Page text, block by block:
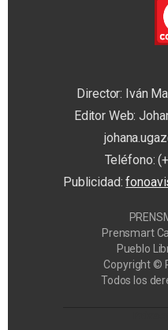
Director: Iván
Editor Web:
Teléfono:
Publicidad:
Prensmart
Pueblo
Copyright ©
Todos los